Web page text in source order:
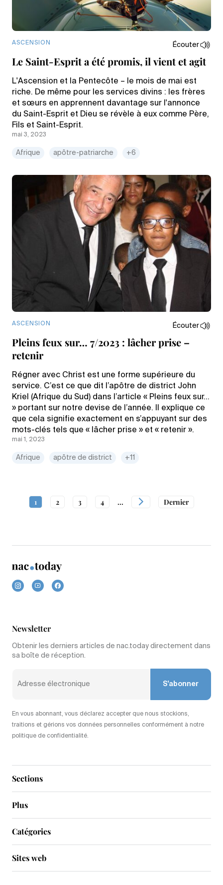
ASCENSION Écouter
Le Saint-Esprit a été promis, il vient et agit
L'Ascension et la Pentecôte – le mois de mai est
riche. De même pour les services divins : les frères
et sœurs en apprennent davantage sur l'annonce
du Saint-Esprit et Dieu se révèle à eux comme Père,
Fils et Saint-Esprit.
mai 3, 2023
Afrique apôtre-patriarche +6
ASCENSION Écouter
Pleins feux sur… 7/2023 : lâcher prise –
retenir
Régner avec Christ est une forme supérieure du
service. C’est ce que dit l’apôtre de district John
Kriel (Afrique du Sud) dans l’article « Pleins feux sur…
» portant sur notre devise de l’année. Il explique ce
que cela signifie exactement en s’appuyant sur des
mots-clés tels que « lâcher prise » et « retenir ».
mai 1, 2023
Afrique apôtre de district +11
1 2 3 4 ... Dernier
Sections
Plus
Newsletter
Obtenir les derniers articles de nac.today directement dans
sa boîte de réception.
S'abonner
En vous abonnant, vous déclarez accepter que nous stockions,
traitions et gérions vos données personnelles conformément à notre
politique de confidentialité.
Catégories
Sites web